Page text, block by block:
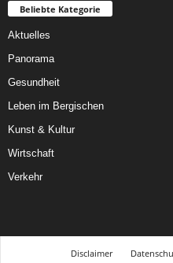
Beliebte Kategorie
Aktuelles
Panorama
Gesundheit
Leben im Bergischen
Kunst & Kultur
Wirtschaft
Verkehr
Disclaimer